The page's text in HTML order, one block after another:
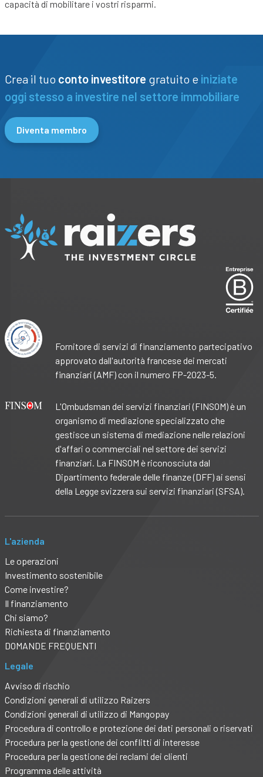
capacità di mobilitare i vostri risparmi.
Crea il tuo conto investitore gratuito e iniziate
oggi stesso a investire nel settore immobiliare
Diventa membro
Fornitore di servizi di finanziamento partecipativo
approvato dall'autorità francese dei mercati
finanziari (AMF) con il numero FP-2023-5.
L'Ombudsman dei servizi finanziari (FINSOM) è un
organismo di mediazione specializzato che
gestisce un sistema di mediazione nelle relazioni
d'affari o commerciali nel settore dei servizi
finanziari. La FINSOM è riconosciuta dal
Dipartimento federale delle finanze (DFF) ai sensi
della Legge svizzera sui servizi finanziari (SFSA).
L'azienda
Le operazioni
Investimento sostenibile
Come investire?
Il finanziamento
Chi siamo?
Richiesta di finanziamento
DOMANDE FREQUENTI
Legale
Avviso di rischio
Condizioni generali di utilizzo Raizers
Condizioni generali di utilizzo di Mangopay
Procedura di controllo e protezione dei dati personali o riservati
Procedura per la gestione dei conflitti di interesse
Procedura per la gestione dei reclami dei clienti
Programma delle attività